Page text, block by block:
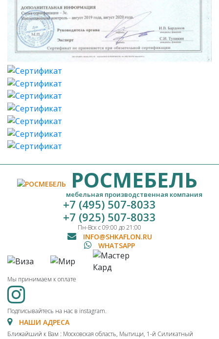
РОСМЕБЕЛЬ
мебельная производственная компания
+7 (495) 507-8033
+7 (925) 507-8033
Пн-Вск с 09:00 до 21:00
INFO@SHKAFLON.RU
WHATSAPP
Мы принимаем к оплате
Подписывайтесь на нас в instagram.
НАШИ АДРЕСА
Ближайший к Вам : Московская область, Мытищи, 1-й Силикатный